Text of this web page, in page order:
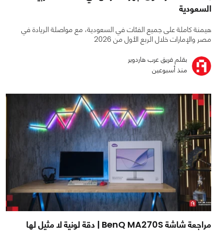
السعودية
هيمنة كاملة على جميع الفئات في السعودية، مع مواصلة الريادة في
مصر والإمارات خلال الربع الأول من 2026
بقلم فريق عرب هاردوير
منذ أسبوعين
مراجعة شاشة BenQ MA270S | دقة لونية لا مثيل لها